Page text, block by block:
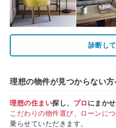
診断し
理想の物件が見つからない方
理想の住まい探し、 プロ にまか
こだわりの物件選び
ローンに
乗らせていただきます。